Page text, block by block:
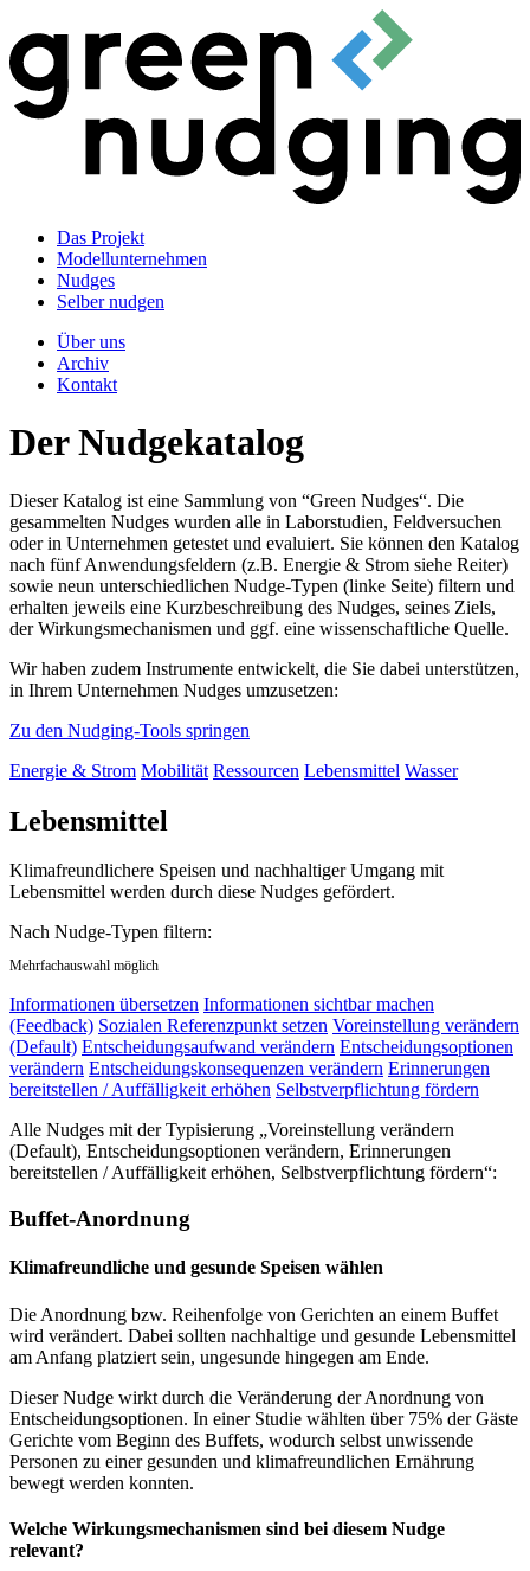
Das Projekt
Modellunternehmen
Nudges
Selber nudgen
Über uns
Archiv
Kontakt
Der Nudgekatalog
Dieser Katalog ist eine Sammlung von “Green Nudges“. Die
gesammelten Nudges wurden alle in Laborstudien, Feldversuchen
oder in Unternehmen getestet und evaluiert. Sie können den Katalog
nach fünf Anwendungsfeldern (z.B. Energie & Strom siehe Reiter)
sowie neun unterschiedlichen Nudge-Typen (linke Seite) filtern und
erhalten jeweils eine Kurzbeschreibung des Nudges, seines Ziels,
der Wirkungsmechanismen und ggf. eine wissenschaftliche Quelle.
Wir haben zudem Instrumente entwickelt, die Sie dabei unterstützen,
in Ihrem Unternehmen Nudges umzusetzen:
Zu den Nudging-Tools springen
Energie & Strom Mobilität Ressourcen Lebensmittel Wasser
Lebensmittel
Klimafreundlichere Speisen und nachhaltiger Umgang mit
Lebensmittel werden durch diese Nudges gefördert.
Nach Nudge-Typen filtern:
Mehrfachauswahl möglich
Informationen übersetzen Informationen sichtbar machen
(Feedback) Sozialen Referenzpunkt setzen Voreinstellung verändern
(Default) Entscheidungsaufwand verändern Entscheidungsoptionen
verändern Entscheidungskonsequenzen verändern Erinnerungen
bereitstellen / Auffälligkeit erhöhen Selbstverpflichtung fördern
Alle Nudges mit der Typisierung „Voreinstellung verändern
(Default), Entscheidungsoptionen verändern, Erinnerungen
bereitstellen / Auffälligkeit erhöhen, Selbstverpflichtung fördern“:
Buffet-Anordnung
Klimafreundliche und gesunde Speisen wählen
Die Anordnung bzw. Reihenfolge von Gerichten an einem Buffet
wird verändert. Dabei sollten nachhaltige und gesunde Lebensmittel
am Anfang platziert sein, ungesunde hingegen am Ende.
Dieser Nudge wirkt durch die Veränderung der Anordnung von
Entscheidungsoptionen. In einer Studie wählten über 75% der Gäste
Gerichte vom Beginn des Buffets, wodurch selbst unwissende
Personen zu einer gesunden und klimafreundlichen Ernährung
bewegt werden konnten.
Welche Wirkungsmechanismen sind bei diesem Nudge
relevant?